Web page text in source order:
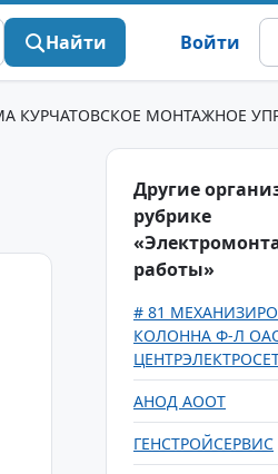
Найти Войти
КУРЧАТОВСКОЕ МОНТАЖНОЕ
Другие
рубрике
работы»
# 81
КОЛОННА Ф-Л
АНОД АООТ
ГЕНСТРОЙСЕРВИС